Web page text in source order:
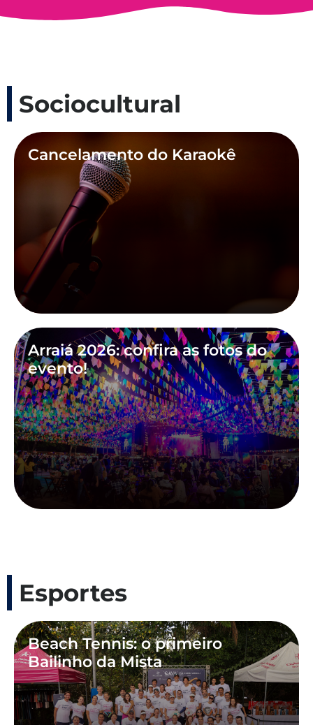
Sociocultural
Cancelamento do Karaokê
Arraiá 2026: confira as fotos do
evento!
Esportes
Beach Tennis: o primeiro
Bailinho da Mista